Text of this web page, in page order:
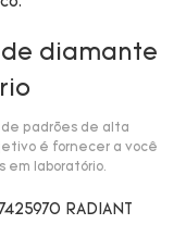
diamante
de padrões de alta
é fornecer a você
em laboratório.